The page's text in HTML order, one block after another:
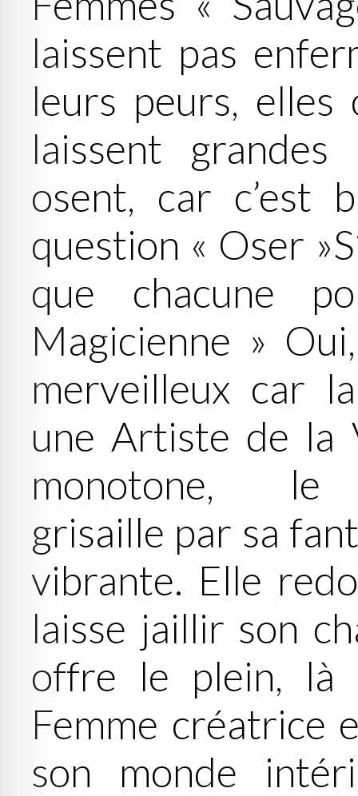
laissent pas
leurs peurs,
laissent
osent, car c’est
question « Oser
que chacune
Magicienne »
merveilleux car
une Artiste de la
monotone, le
grisaille par sa
vibrante. Elle
laisse jaillir son
offre le plein, là
Femme créatrice
son monde